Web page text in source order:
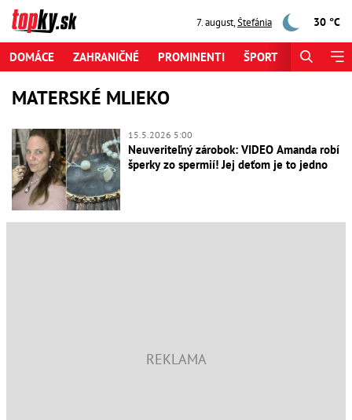
7. august,Štefánia 30 °C
DOMÁCE ZAHRANIČNÉ PROMINENTI ŠPORT
MATERSKÉ MLIEKO
15.5.2026 5:00
Neuveriteľný zárobok: VIDEO Amanda robí
šperky zo spermií! Jej deťom je to jedno